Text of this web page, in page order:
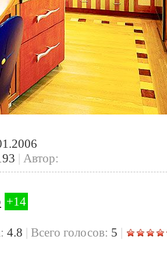
| Автор:
+14
4.8 | Всего голосов: 5 |